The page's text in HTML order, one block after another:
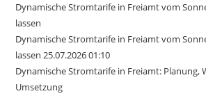
Dynamische Stromtarife in Freiamt vom
lassen
Dynamische Stromtarife in Freiamt vom
lassen 25.07.2026 01:10
Dynamische Stromtarife in Freiamt: Planung,
Umsetzung